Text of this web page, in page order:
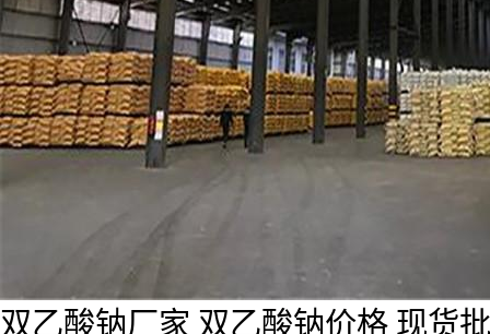
双乙酸钠厂家 双乙酸钠价格 现货